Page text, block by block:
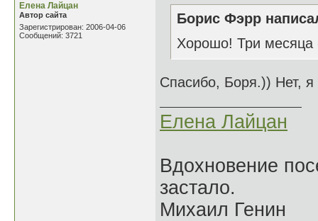
Елена Лайцан
Автор сайта
Зарегистрирован: 2006-04-06
Сообщений: 3721
Борис Фэрр
Хорошо! Три месяца
Спасибо, Боря.)) Нет,
Елена Лайцан
Вдохновение
застало.
Михаил Генин